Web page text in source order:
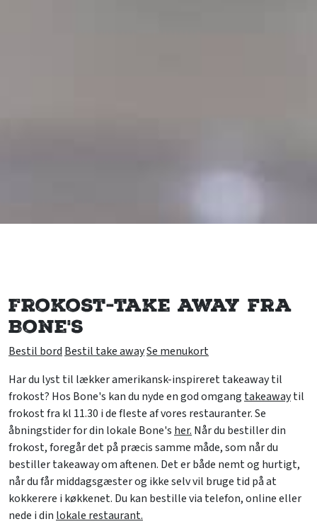
Frokost-take away fra
Bone's
Bestil bord Bestil take awaySe menukort
Har du lyst til lækker amerikansk-inspireret takeaway til
frokost? Hos Bone's kan du nyde en god omgang takeawaytil
frokost fra kl 11.30 i de fleste af vores restauranter. Se
åbningstider for din lokale Bone's her. Når du bestiller din
frokost, foregår det på præcis samme måde, som når du
bestiller takeaway om aftenen. Det er både nemt og hurtigt,
når du får middagsgæster og ikke selv vil bruge tid på at
kokkerere i køkkenet. Du kan bestille via telefon, online eller
nede i din lokale restaurant.